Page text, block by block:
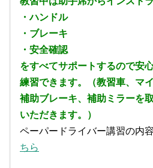
・ハンドル
・ブレーキ
・安全確認
をすべてサポートするので安
練習できます。（教習車、マ
補助ブレーキ、補助ミラーを
いただきます。）
ペーパードライバー講習の内
ちら